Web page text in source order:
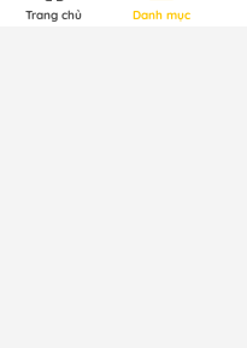
Trang chủ Danh mục